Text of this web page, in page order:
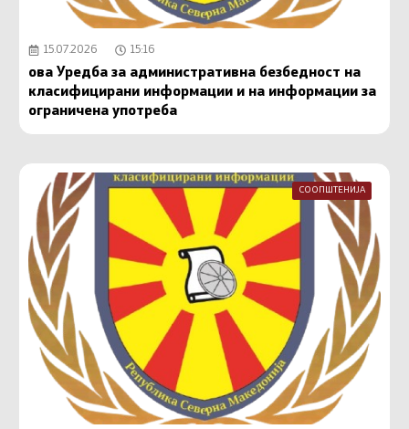
15.07.2026 15:16
ова Уредба за административна безбедност на
класифицирани информации и на информации за
ограничена употреба
СООПШТЕНИЈА